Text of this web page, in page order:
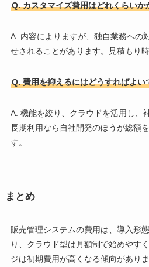
Q. カスタマイズ費用はどれくらいか
A. 内容によりますが、独自業務への
せされることがあります。見積もり
Q. 費用を抑えるにはどうすればよい
A. 機能を絞り、クラウドを活用し、
長期利用なら自社開発のほうが総額
す。
まとめ
販売管理システムの費用は、導入形
り、クラウド型は月額制で始めやす
ジは初期費用が高くなる傾向があり